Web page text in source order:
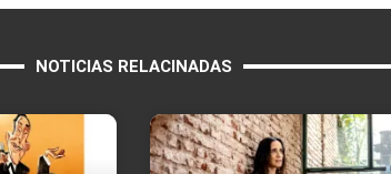
NOTICIAS RELACINADAS